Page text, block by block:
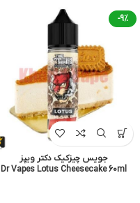
-9%
جویس چیزکیک دکتر ویپز
Dr Vapes Lotus Cheesecake 60ml